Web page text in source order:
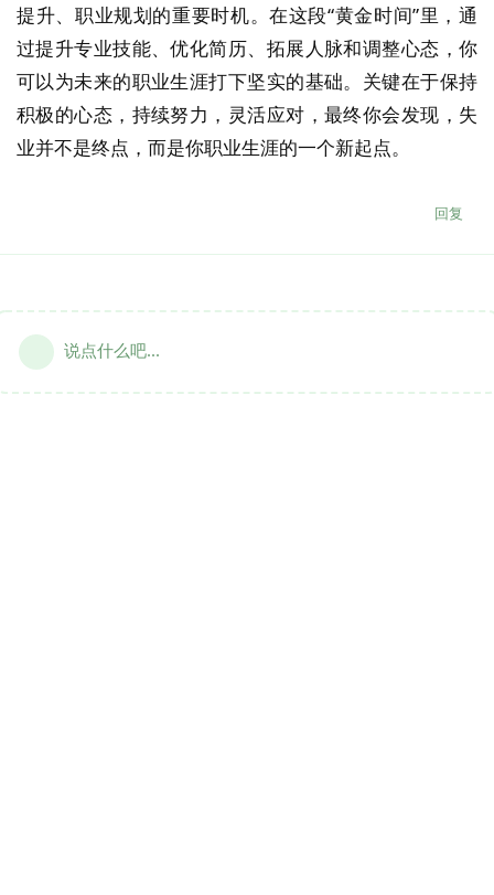
提升、职业规划的重要时机。在这段“黄金时间”里，通
过提升专业技能、优化简历、拓展人脉和调整心态，你
可以为未来的职业生涯打下坚实的基础。关键在于保持
积极的心态，持续努力，灵活应对，最终你会发现，失
业并不是终点，而是你职业生涯的一个新起点。
回复
说点什么吧...